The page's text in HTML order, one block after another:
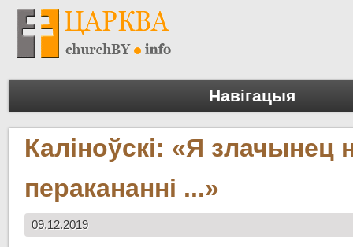
Навігацыя
Каліноўскі: «Я злачынец
перакананні ...»
09.12.2019